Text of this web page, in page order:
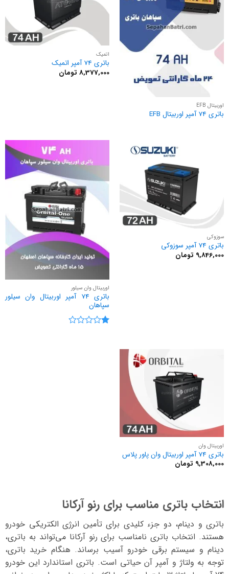
اوربیتال EFB
باتری 74 آمپر اوربیتال EFB
اتمیک
باتری 74 آمپر اتمیک
8,377,000 تومان
سوزوکی
باتری 74 آمپر سوزوکی
9,846,000 تومان
اوربیتال وان سیلور
باتری 74 آمپر اوربیتال وان سیلور
سپاهان
اوربیتال وان
باتری 74 آمپر اوربیتال وان پاور پلاس
9,308,000 تومان
انتخاب باتری مناسب برای رنو آرکانا
باتری و دینام، دو جزء کلیدی برای تأمین انرژی الکتریکی خودرو
هستند. انتخاب باتری نامناسب برای رنو آرکانا می‌تواند به باتری،
دینام و سیستم برقی خودرو آسیب برساند. هنگام خرید باتری،
توجه به ولتاژ و آمپر آن حیاتی است. باتری استاندارد این خودرو